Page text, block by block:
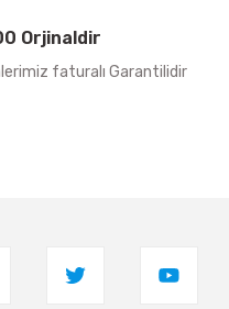
Orjinaldir
faturalı Garantilidir